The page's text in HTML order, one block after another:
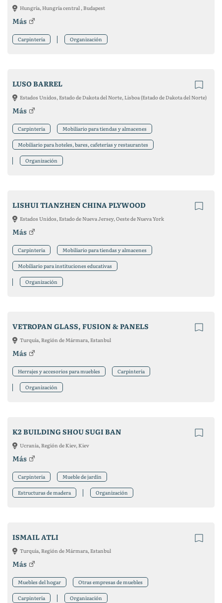
Hungría, Hungría central , Budapest
Más
Carpintería Organización
LUSO BARREL
Estados Unidos, Estado de Dakota del Norte, Lisboa (Estado de Dakota del Norte)
Más
Carpintería Mobiliario para tiendas y almacenes
Mobiliario para hoteles, bares, cafeterías y restaurantes
Organización
LISHUI TIANZHEN CHINA PLYWOOD
Estados Unidos, Estado de Nueva Jersey, Oeste de Nueva York
Más
Carpintería Mobiliario para tiendas y almacenes
Mobiliario para instituciones educativas
Organización
VETROPAN GLASS, FUSION & PANELS
Turquía, Región de Mármara, Estanbul
Más
Herrajes y accesorios para muebles Carpintería
Organización
K2 BUILDING SHOU SUGI BAN
Ucrania, Región de Kiev, Kiev
Más
Carpintería Mueble de jardín
Estructuras de madera Organización
ISMAIL ATLI
Turquía, Región de Mármara, Estanbul
Más
Muebles del hogar Otras empresas de muebles
Carpintería Organización